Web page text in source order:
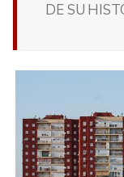
DE SU